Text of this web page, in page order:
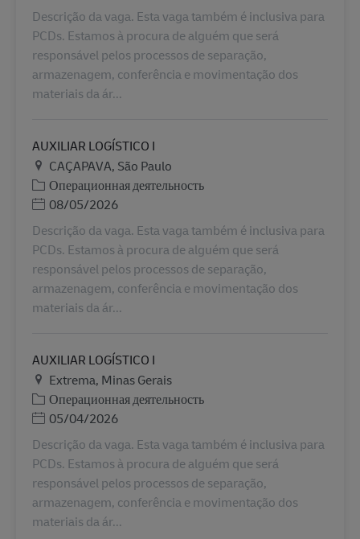
Descrição da vaga. Esta vaga também é inclusiva para
PCDs. Estamos à procura de alguém que será
responsável pelos processos de separação,
armazenagem, conferência e movimentação dos
materiais da ár...
AUXILIAR LOGÍSTICO I
Местоположение
CAÇAPAVA, São Paulo
Категория
Операционная деятельность
Дата публикации
08/05/2026
Descrição da vaga. Esta vaga também é inclusiva para
PCDs. Estamos à procura de alguém que será
responsável pelos processos de separação,
armazenagem, conferência e movimentação dos
materiais da ár...
AUXILIAR LOGÍSTICO I
Местоположение
Extrema, Minas Gerais
Категория
Операционная деятельность
Дата публикации
05/04/2026
Descrição da vaga. Esta vaga também é inclusiva para
PCDs. Estamos à procura de alguém que será
responsável pelos processos de separação,
armazenagem, conferência e movimentação dos
materiais da ár...